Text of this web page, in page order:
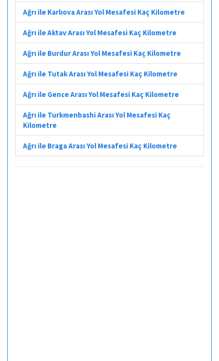
Ağrı ile Karlıova Arası Yol Mesafesi Kaç Kilometre
Ağrı ile Aktav Arası Yol Mesafesi Kaç Kilometre
Ağrı ile Burdur Arası Yol Mesafesi Kaç Kilometre
Ağrı ile Tutak Arası Yol Mesafesi Kaç Kilometre
Ağrı ile Gence Arası Yol Mesafesi Kaç Kilometre
Ağrı ile Turkmenbashi Arası Yol Mesafesi Kaç
Kilometre
Ağrı ile Braga Arası Yol Mesafesi Kaç Kilometre